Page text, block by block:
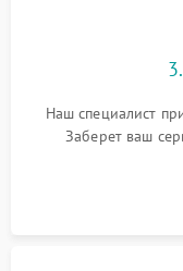
Наш специалист
Заберет ваш